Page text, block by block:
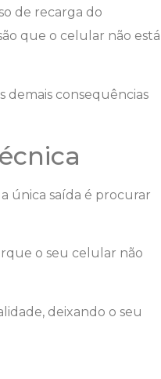
de recarga do
que o celular não está
demais consequências
única saída é procurar
o seu celular não
deixando o seu